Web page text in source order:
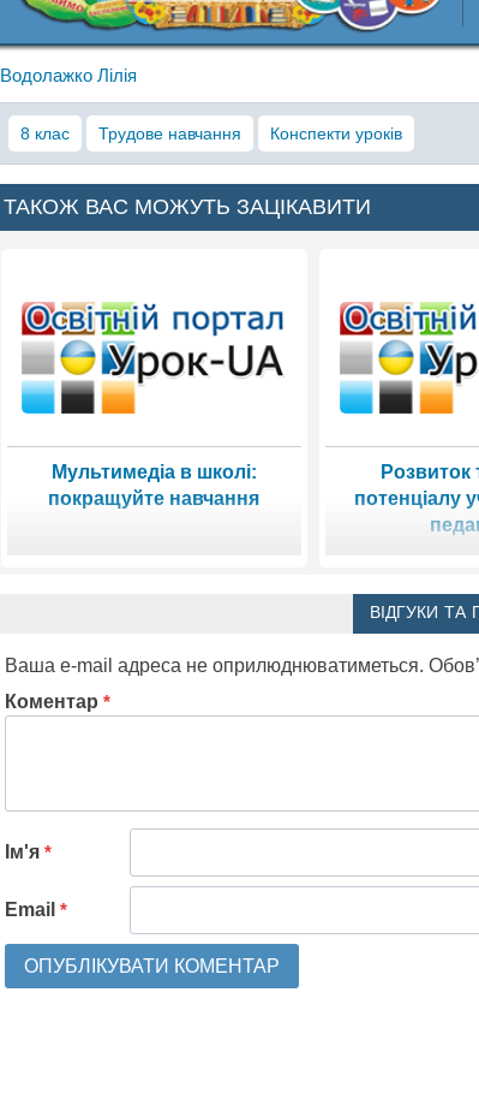
Водолажко Лілія
8 клас Трудове навчання Конспекти уроків
ТАКОЖ ВАС МОЖУТЬ ЗАЦІКАВИТИ
Мультимедіа в школі:
покращуйте навчання
Розвиток
потенціалу
ВІДГУКИ ТА
Ваша e-mail адреса не оприлюднюватиметься.
Коментар *
Ім'я *
Email *